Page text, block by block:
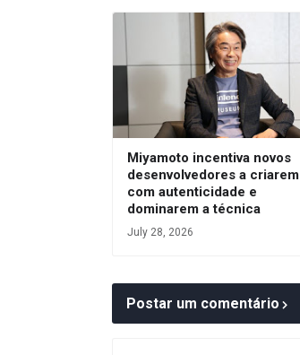
Miyamoto incentiva novos
desenvolvedores a criarem
com autenticidade e
dominarem a técnica
July 28, 2026
Postar um comentário